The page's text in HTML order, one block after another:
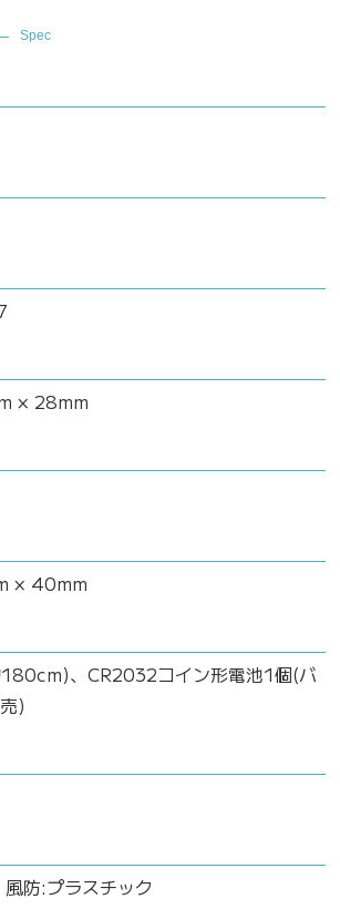
Spec
× 28mm
× 40mm
、CR2032コイン形電池1個(バ
)
防:プラスチック